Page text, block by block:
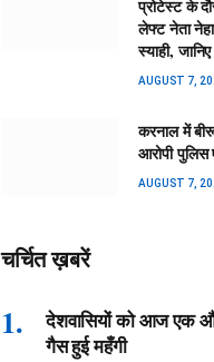
प्रोटेस्ट के
लेफ्ट नेता
स्याही,
AUGUST 7,
करनाल में
आरोपी
AUGUST 7,
चर्चित ख़बरें
देशवासियों को आज एक
गैस हुई महँगी